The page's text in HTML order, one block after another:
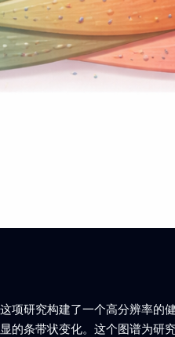
项研究构建了一个高分辨率
的条带状变化。这个图谱为